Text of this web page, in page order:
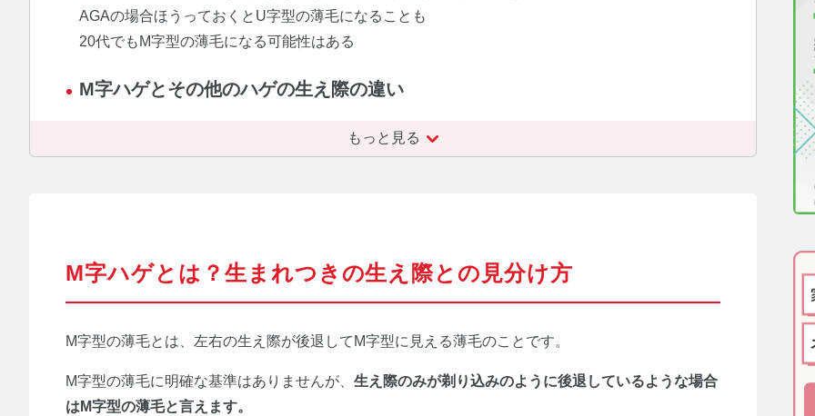
【一般・報道関係者向け】毛髪検査技術の資料ダウンロー
ホルモン測定技術のご活用についてご案内
運営者情報
プライバシーポリシー サイトマップ
AGAの場合ほうっておくとU字型の薄毛になることも
20代でもM字型の薄毛になる可能性はある
M字ハゲとその他のハゲの生え際の違い
もっと見る
M字ハゲとは？生まれつきの生え際との見分け方
M字型の薄毛とは、左右の生え際が後退してM字型に見える薄毛のことです。
M字型の薄毛に明確な基準はありませんが、 生え際のみが剃り込みのように後退しているような場合
はM字型の薄毛と言えます。